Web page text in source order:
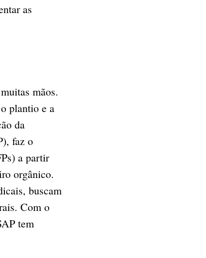
as
mãos.
plantio e a
da
faz o
a partir
orgânico.
buscam
Com o
tem